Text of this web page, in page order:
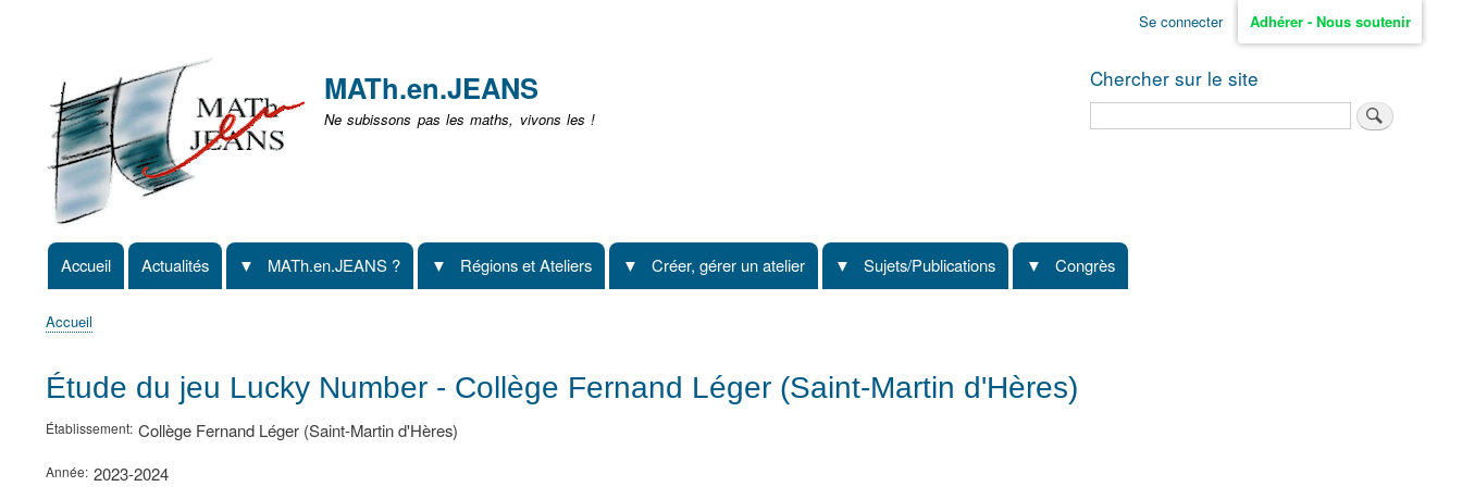
non
identifié
Se connecter Adhérer - Nous soutenir
MATh.en.JEANS
Ne subissons pas les maths, vivons les !
Chercher sur le site
Navigation
principale
Accueil Actualités MATh.en.JEANS ? Régions et Ateliers Créer, gérer un atelier Sujets/Publications Congrès
d'Ariane
Accueil
Étude du jeu Lucky Number - Collège Fernand Léger (Saint-Martin d'Hères)
Établissement Collège Fernand Léger (Saint-Martin d'Hères)
Année 2023-2024